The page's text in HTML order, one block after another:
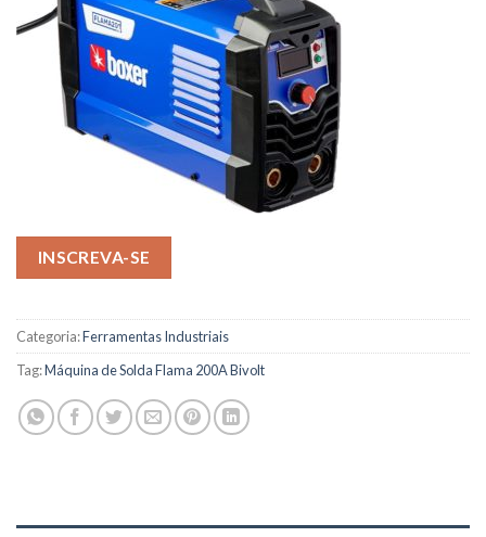
INSCREVA-SE
Categoria:Ferramentas Industriais
Tag:Máquina de Solda Flama 200A Bivolt